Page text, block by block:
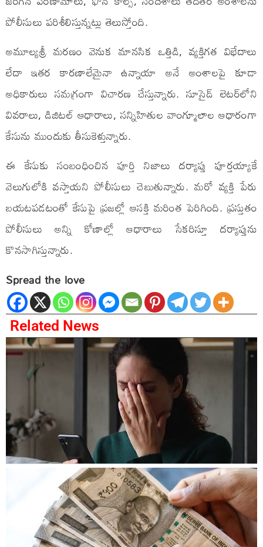
పోలీసులు పరిశీలిస్తున్నట్లు తెలుస్తోంది.
అమూల్యశ్రీ మరణం వెనుక మానసిక ఒత్తిడి, వ్యక్తిగత విభేదాలు
లేదా ఇతర కారణాలేమైనా ఉన్నాయా అనే అంశాలపై కూడా
అధికారులు సమగ్రంగా విచారణ చేస్తున్నారు. సూసైడ్ లెటర్‌లోని
వివరాలు, డిజిటల్ ఆధారాలు, సన్నిహితుల వాంగ్మూలాల ఆధారంగా
కేసును ముందుకు తీసుకెళ్తున్నారు.
ఈ కేసుకు సంబంధించిన పూర్తి నిజాలు దర్యాప్తు పూర్తయ్యాకే
వెలుగులోకి వస్తాయని పోలీసులు చెబుతున్నారు. మరో వ్యక్తి పేరు
బయటపడటంతో కేసుపై ప్రజల్లో ఆసక్తి మరింత పెరిగింది. ప్రస్తుతం
పోలీసులు అన్ని కోణాల్లో ఆధారాలు సేకరిస్తూ దర్యాప్తును
కొనసాగిస్తున్నారు.
Spread the love
Related News